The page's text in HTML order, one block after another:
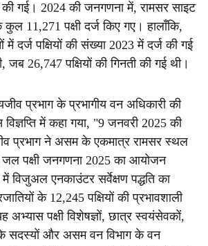
की गई। 2024 की जनगणना में, रामसर साइट
11,271 पक्षी दर्ज किए गए। हालाँकि,
दर्ज पक्षियों की संख्या 2023 में दर्ज की गई
26,747 पक्षियों की गिनती की गई थी।
प्रभाग के प्रभागीय वन अधिकारी की
में कहा गया, "9 जनवरी 2025 की
प्रभाग ने असम के एकमात्र रामसर स्थल
जल पक्षी जनगणना 2025 का आयोजन
विजुअल एनकाउंटर सर्वेक्षण पद्धति का
के 12,245 पक्षियों की प्रभावशाली
अभ्यास पक्षी विशेषज्ञों, छात्र स्वयंसेवकों,
सदस्यों और असम वन विभाग के वन